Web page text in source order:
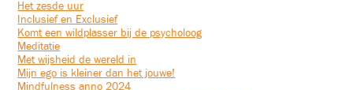
Het zesde uur
Inclusief en Exclusief
Komt een wildplasser bij de psycholoog
Meditatie
Met wijsheid de wereld in
Mijn ego is kleiner dan het jouwe!
Mindfulness anno 2024